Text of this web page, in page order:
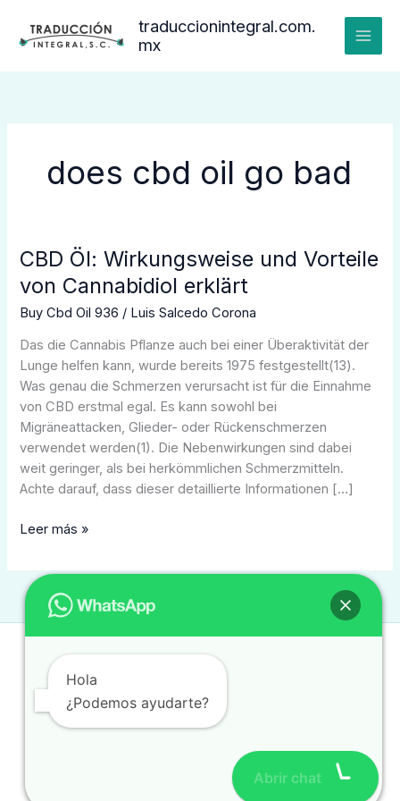
contenido
traduccionintegral.com.
mx
does cbd oil go bad
CBD Öl: Wirkungsweise und Vorteile
von Cannabidiol erklärt
Buy Cbd Oil 936 / Luis Salcedo Corona
Das die Cannabis Pflanze auch bei einer Überaktivität der
Lunge helfen kann, wurde bereits 1975 festgestellt(13).
Was genau die Schmerzen verursacht ist für die Einnahme
von CBD erstmal egal. Es kann sowohl bei
Migräneattacken, Glieder- oder Rückenschmerzen
verwendet werden(1). Die Nebenwirkungen sind dabei
weit geringer, als bei herkömmlichen Schmerzmitteln.
Achte darauf, dass dieser detaillierte Informationen […]
CBD
Wirkungsweise
und
Vorteile
von
Cannabidiol
erklärt
Leer más »
Contacto
contacto@traduccionintegral.mx
(477) 784 0280
Hola
¿Podemos ayudarte?
Abrir chat